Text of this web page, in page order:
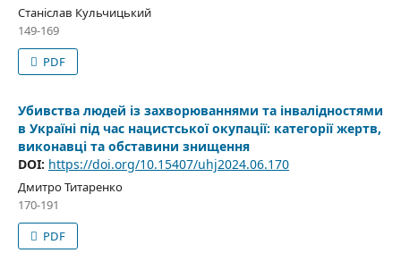
Станіслав Кульчицький
149-169
PDF
Убивства людей із захворюваннями та інвалідностями
в Україні під час нацистської окупації: категорії жертв,
виконавці та обставини знищення
DOI: https://doi.org/10.15407/uhj2024.06.170
Дмитро Титаренко
170-191
PDF